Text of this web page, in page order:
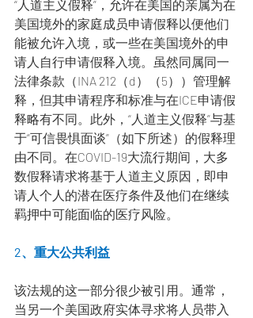
“人道主义假释”，允许在美国的亲属为在
美国境外的家庭成员申请假释以便他们
能被允许入境，或一些在美国境外的申
请人自行申请假释入境。虽然同属同一
法律条款（INA 212（d）（5））管理解
释，但其申请程序和标准与在ICE申请假
释略有不同。此外，“人道主义假释”与基
于“可信畏惧面谈”（如下所述）的假释理
由不同。在COVID-19大流行期间，大多
数假释请求将基于人道主义原因，即申
请人个人的潜在医疗条件及他们在继续
羁押中可能面临的医疗风险。
2、重大公共利益
该法规的这一部分很少被引用。通常，
当另一个美国政府实体寻求将人员带入